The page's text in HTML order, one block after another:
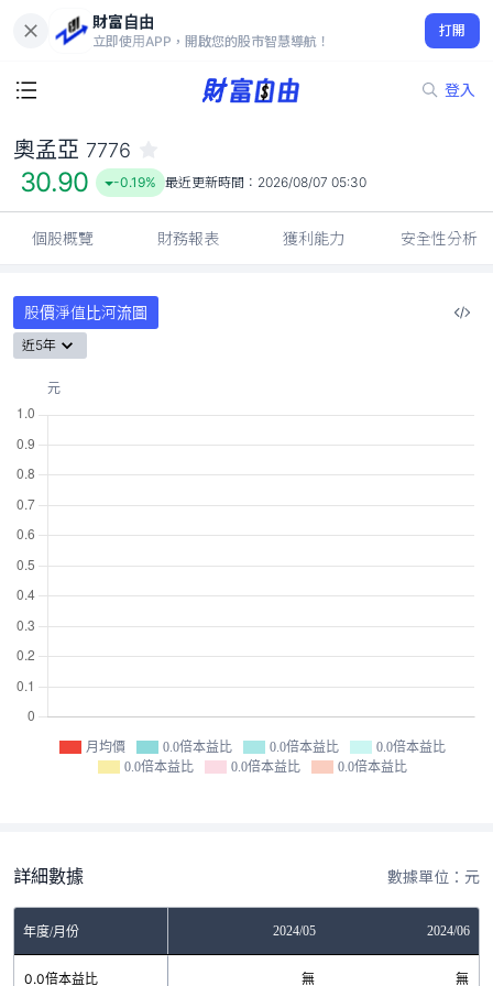
財富自由
立即使用APP，開啟您的股市智慧導航！
打開
登入
30.90
-0.19%
奧孟亞 7776
30.90 -0.19% 最近更新時間： 2026/08/07 05:30
個股概覽 財務報表 獲利能力 安全性分析
股價淨值比河流圖
近5年
月均價 0.0倍本益比 0.0倍本益比
0.0倍本益比
0.0倍本益比
0.0倍本益比 0.0倍本益比
詳細數據 數據單位：元
年度/月份 2024/05 2024/06
0.0倍本益比 無 無